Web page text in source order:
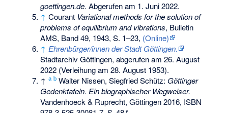
goettingen.de. Abgerufen am 1. Juni 2022.
↑ Courant Variational methods for the solution of
problems of equilibrium and vibrations, Bulletin
AMS, Band 49, 1943, S. 1–23, (Online)
↑ Ehrenbürger/innen der Stadt Göttingen.
Stadtarchiv Göttingen, abgerufen am 26. August
2022 (Verleihung am 28. August 1953).
↑a b Walter Nissen, Siegfried Schütz: Göttinger
Gedenktafeln. Ein biographischer Wegweiser.
Vandenhoeck & Ruprecht, Göttingen 2016, ISBN